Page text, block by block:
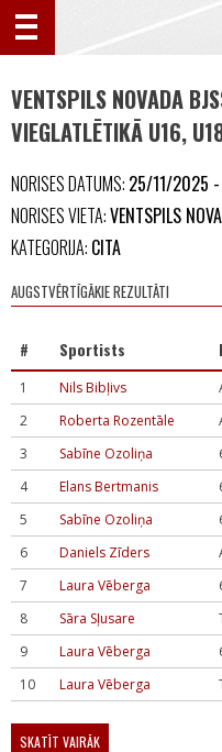
VENTSPILS NOVADA
VIEGLATLĒTIKĀ U16,
NORISES DATUMS: 25/11/2025
NORISES VIETA:VENTSPILS
KATEGORIJA: CITA
AUGSTVĒRTĪGĀKIE REZULTĀTI
# Sportists
1 Nils Bibļivs
2
Roberta Rozentāle
3
Sabīne Ozoliņa
4
Elans Bertmanis
5
Sabīne Ozoliņa
6
Daniels Zīders
7
Laura Vēberga
8
Sāra Sļusare
9
Laura Vēberga
10
Laura Vēberga
SKATĪT VAIRĀK